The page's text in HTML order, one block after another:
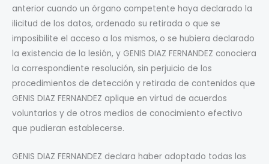
anterior cuando un órgano competente haya declarado la
ilicitud de los datos, ordenado su retirada o que se
imposibilite el acceso a los mismos, o se hubiera declarado
la existencia de la lesión, y GENIS DIAZ FERNANDEZ conociera
la correspondiente resolución, sin perjuicio de los
procedimientos de detección y retirada de contenidos que
GENIS DIAZ FERNANDEZ aplique en virtud de acuerdos
voluntarios y de otros medios de conocimiento efectivo
que pudieran establecerse.
GENIS DIAZ FERNANDEZ declara haber adoptado todas las